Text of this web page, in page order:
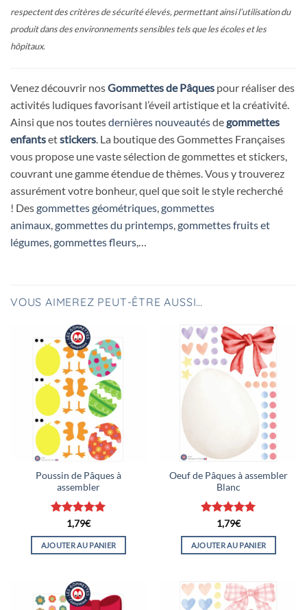
respectent des critères de sécurité élevés, permettant ainsi l’utilisation du
produit dans des environnements sensibles tels que les écoles et les
hôpitaux.
Venez découvrir nosGommettes de Pâques pour réaliser des
activités ludiques favorisant l’éveil artistique et la créativité.
Ainsi que nos toutesdernières nouveautésdegommettes
enfantsetstickers . La boutique des Gommettes Françaises
vous propose une vaste sélection de gommettes et stickers,
couvrant une gamme étendue de thèmes. Vous y trouverez
assurément votre bonheur, quel que soit le style recherché
! Desgommettes géométriques gommettes
animaux gommettes du printemps gommettes fruits et
légumes gommettes fleurs
VOUS AIMEREZ PEUT-ÊTRE AUSSI…
Poussin de Pâques à
assembler
Note5sur
5
1,79€
AJOUTER AU PANIER
Oeuf de Pâques à assembler
Blanc
Note5sur
5
1,79€
AJOUTER AU PANIER